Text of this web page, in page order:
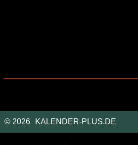
© 2026 KALENDER-PLUS.DE